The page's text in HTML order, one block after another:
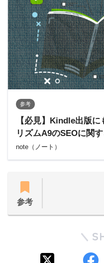
参考
【必見】Kindle出版
リズムA9のSEOに関
ーく］iPadで夢を叶え
note（ノート）
参考